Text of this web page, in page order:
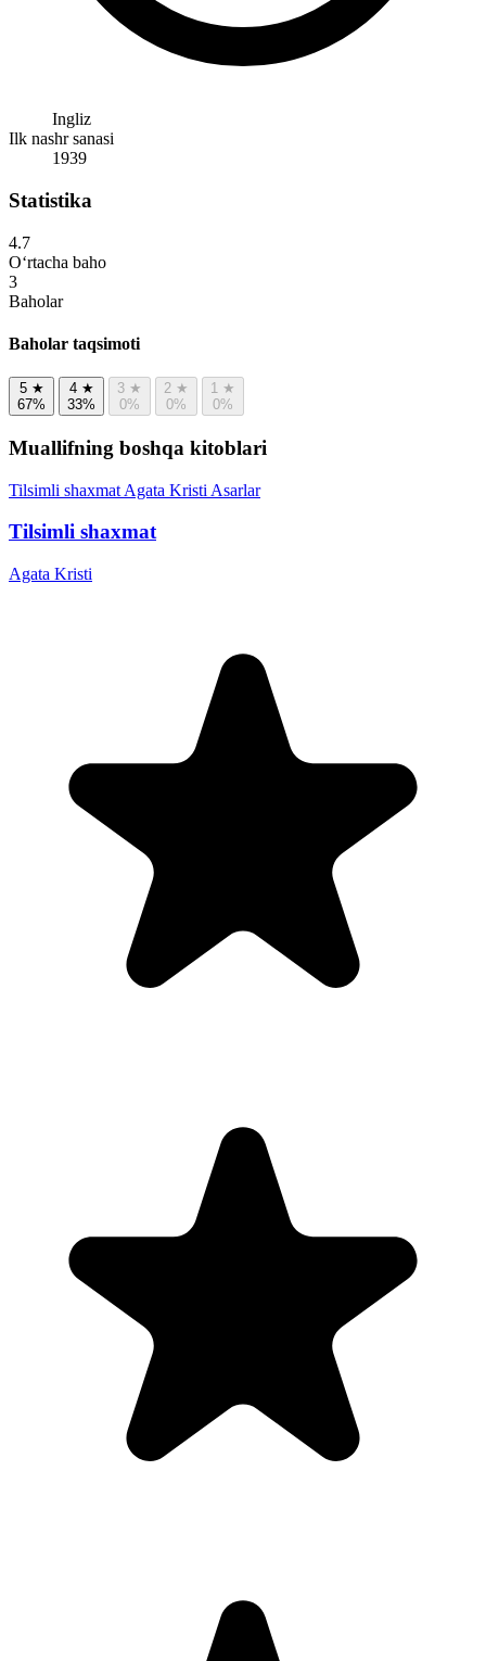
Ingliz
Ilk nashr sanasi
1939
Statistika
4.7
O‘rtacha baho
3
Baholar
Baholar taqsimoti
5 ★
67%
4 ★
33%
3 ★
0%
2 ★
0%
1 ★
0%
Muallifning boshqa kitoblari
Tilsimli shaxmat Agata Kristi Asarlar
Tilsimli shaxmat
Agata Kristi